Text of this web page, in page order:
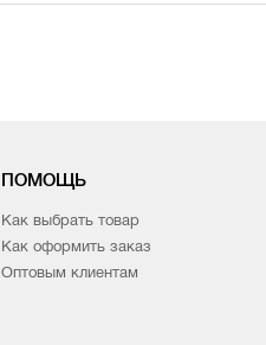
ПОМОЩЬ
Как выбрать товар
Как оформить заказ
Оптовым клиентам